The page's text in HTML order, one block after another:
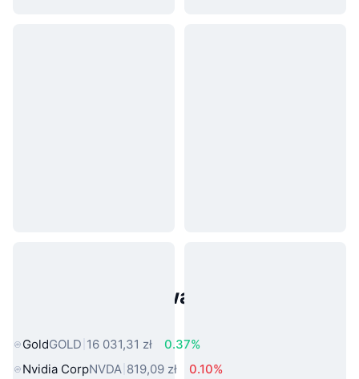
Popularne aktywa ze świata
GoldGOLD 16 031,31 zł
0.37%
Nvidia CorpNVDA 819,09 zł 0.10%